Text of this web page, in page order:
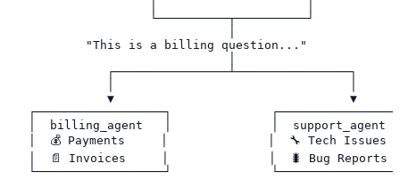
                    └──────────┬──────────┘
           "This is a billing question..."
              ┌────────────────┴────────────────┐
              ▼                                 ▼
┌──────────────────┐
│  billing_agent   │              │  support_agent
│  💰 Payments     │              │  🔧 Tech Issues
│  📄 Invoices     │              │  🐛 Bug Reports
└──────────────────┘